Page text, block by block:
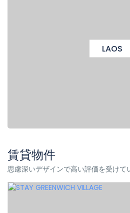
LAOS
賃貸物件
思慮深いデザインで高い評価を受けて